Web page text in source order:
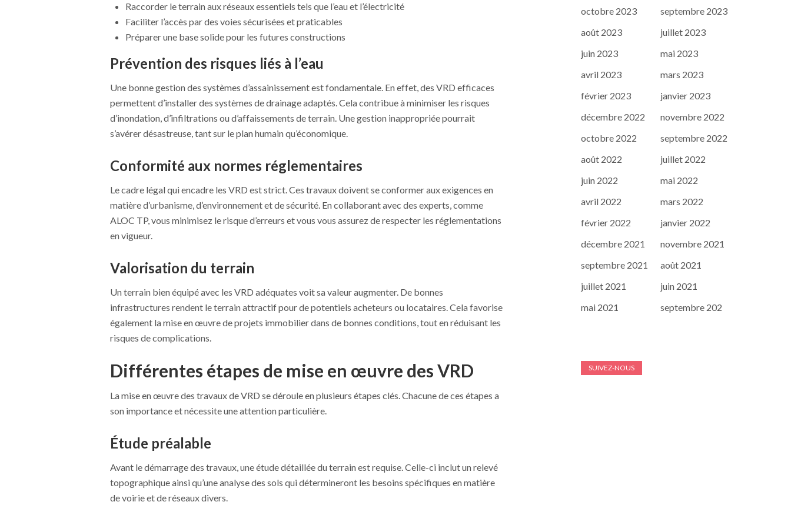
Raccorder le terrain aux réseaux essentiels tels que l’eau et l’électricité
Faciliter l’accès par des voies sécurisées et praticables
Préparer une base solide pour les futures constructions
Prévention des risques liés à l’eau
Une bonne gestion des systèmes d’assainissement est fondamentale. En effet, des VRD efficaces
permettent d’installer des systèmes de drainage adaptés. Cela contribue à minimiser les risques
d’inondation, d’infiltrations ou d’affaissements de terrain. Une gestion inappropriée pourrait
s’avérer désastreuse, tant sur le plan humain qu’économique.
Conformité aux normes réglementaires
Le cadre légal qui encadre les VRD est strict. Ces travaux doivent se conformer aux exigences en
matière d’urbanisme, d’environnement et de sécurité. En collaborant avec des experts, comme
ALOC TP, vous minimisez le risque d’erreurs et vous vous assurez de respecter les réglementations
en vigueur.
Valorisation du terrain
Un terrain bien équipé avec les VRD adéquates voit sa valeur augmenter. De bonnes
infrastructures rendent le terrain attractif pour de potentiels acheteurs ou locataires. Cela favorise
également la mise en œuvre de projets immobilier dans de bonnes conditions, tout en réduisant les
risques de complications.
Différentes étapes de mise en œuvre des VRD
La mise en œuvre des travaux de VRD se déroule en plusieurs étapes clés. Chacune de ces étapes a
son importance et nécessite une attention particulière.
Étude préalable
Avant le démarrage des travaux, une étude détaillée du terrain est requise. Celle-ci inclut un relevé
topographique ainsi qu’une analyse des sols qui détermineront les besoins spécifiques en matière
de voirie et de réseaux divers.
octobre 2023
septembre 2023
août 2023
juillet 2023
juin 2023
mai 2023
avril 2023
mars 2023
février 2023
janvier 2023
décembre 2022
novembre 2022
octobre 2022
septembre 2022
août 2022
juillet 2022
juin 2022
mai 2022
avril 2022
mars 2022
février 2022
janvier 2022
décembre 2021
novembre 2021
septembre 2021
août 2021
juillet 2021
juin 2021
mai 2021
septembre 202
SUIVEZ-NOUS